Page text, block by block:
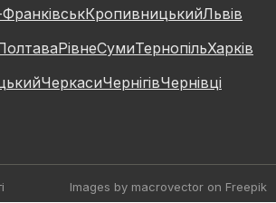
КропивницькийЛьвів
РівнеСумиТернопільХарків
ЧеркасиЧернігівЧернівці
Images by macrovector on Freepik